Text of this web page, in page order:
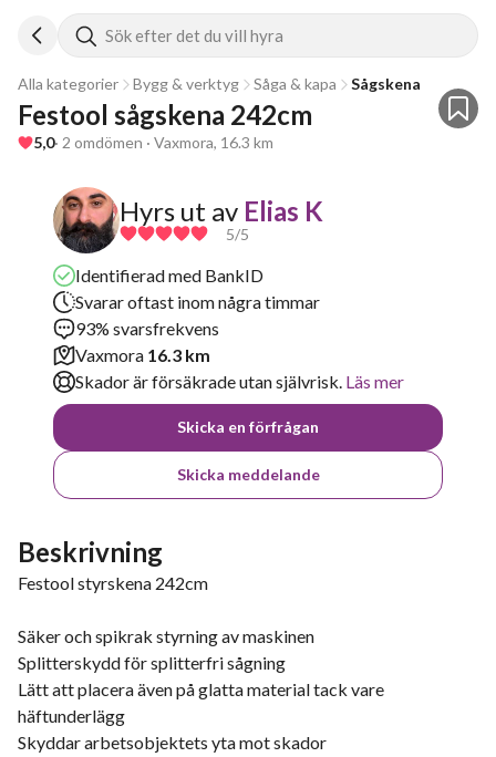
Sök efter det du vill hyra
Alla kategorier Bygg & verktyg Såga & kapa Sågskena
Festool sågskena 242cm
5,0· 2 omdömen · Vaxmora, 16.3 km
Hyrs ut av Elias K
5/5
Identifierad med BankID
Svarar oftast inom några timmar
93% svarsfrekvens
Vaxmora 16.3 km
Skador är försäkrade utan självrisk. Läs mer
Skicka en förfrågan
Skicka meddelande
Beskrivning
Festool styrskena 242cm
Säker och spikrak styrning av maskinen
Splitterskydd för splitterfri sågning
Lätt att placera även på glatta material tack vare
häftunderlägg
Skyddar arbetsobjektets yta mot skador